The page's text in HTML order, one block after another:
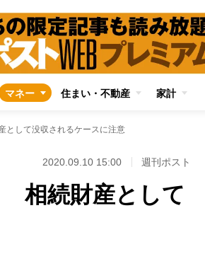
マネー 住まい・不動産 家計
して没収されるケースに注意
2020.09.10 15:00 週刊ポスト
相続財産として